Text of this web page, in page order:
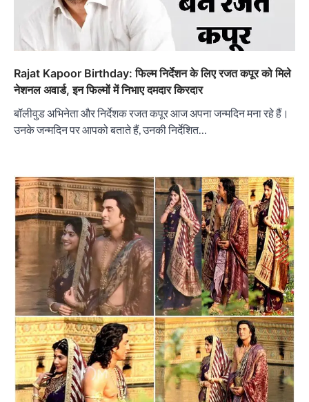
Rajat Kapoor Birthday: फिल्म निर्देशन के लिए रजत कपूर को मिले
नेशनल अवार्ड, इन फिल्मों में निभाए दमदार किरदार
बॉलीवुड अभिनेता और निर्देशक रजत कपूर आज अपना जन्मदिन मना रहे हैं।
उनके जन्मदिन पर आपको बताते हैं, उनकी निर्देशित…